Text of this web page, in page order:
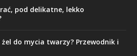
pod delikatne, lekko
do mycia twarzy? Przewodnik i